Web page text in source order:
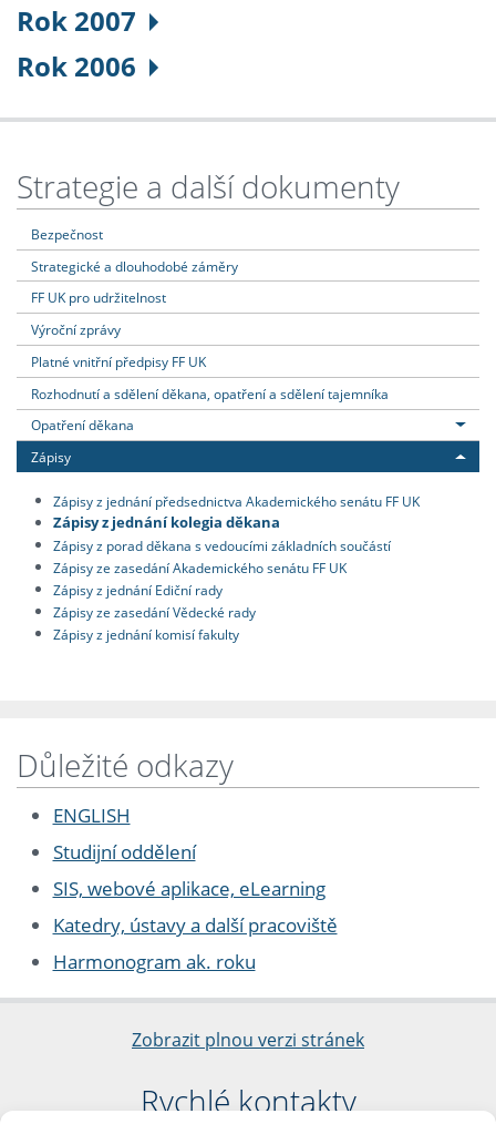
Rok 2007
Rok 2006
Strategie a další dokumenty
Bezpečnost
Strategické a dlouhodobé záměry
FF UK pro udržitelnost
Výroční zprávy
Platné vnitřní předpisy FF UK
Rozhodnutí a sdělení děkana, opatření a sdělení tajemníka
Opatření děkana
Zápisy
Zápisy z jednání předsednictva Akademického senátu FF UK
Zápisy z jednání kolegia děkana
Zápisy z porad děkana s vedoucími základních součástí
Zápisy ze zasedání Akademického senátu FF UK
Zápisy z jednání Ediční rady
Zápisy ze zasedání Vědecké rady
Zápisy z jednání komisí fakulty
Důležité odkazy
ENGLISH
Studijní oddělení
SIS, webové aplikace, eLearning
Katedry, ústavy a další pracoviště
Harmonogram ak. roku
Zobrazit plnou verzi stránek
Rychlé kontakty